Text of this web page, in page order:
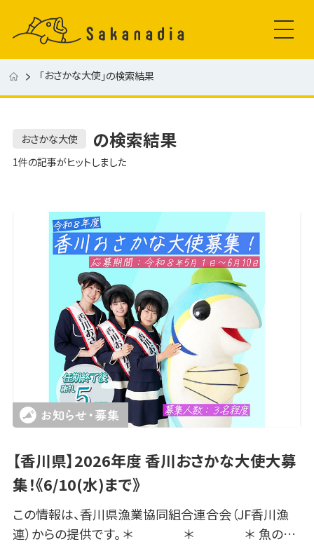
「おさかな大使」の検索結果
おさかな大使 の検索結果
1件の記事がヒットしました
【香川県】2026年度 香川おさかな大使大募
集！《6/10(水)まで》
この情報は、香川県漁業協同組合連合会（JF香川漁
連）からの提供です。 ＊ ＊ ＊ 魚の…